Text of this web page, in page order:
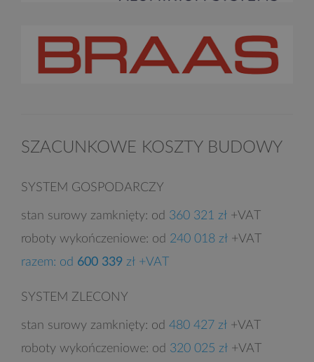
SZACUNKOWE KOSZTY BUDOWY
SYSTEM GOSPODARCZY
stan surowy zamknięty: od 360 321 zł +VAT
roboty wykończeniowe: od 240 018 zł +VAT
razem: od 600 339 zł +VAT
SYSTEM ZLECONY
stan surowy zamknięty: od 480 427 zł +VAT
roboty wykończeniowe: od 320 025 zł +VAT